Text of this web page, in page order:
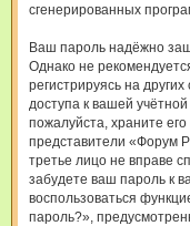
сгенерированных
Ваш пароль надёжно
Однако не
регистрируясь на
доступа к вашей
пожалуйста, храните
представители «Форум
третье лицо не вправе
забудете ваш пароль к
воспользоваться
пароль?»,